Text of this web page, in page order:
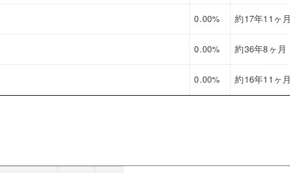
0.00% 約17年11ヶ月
0.00% 約36年8ヶ月
0.00% 約16年11ヶ月